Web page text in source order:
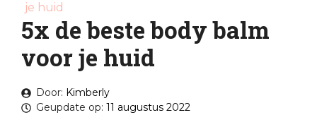
je huid
5x de beste body balm
voor je huid
Door: Kimberly
Geupdate op: 11 augustus 2022